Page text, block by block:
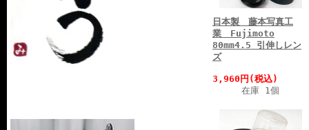
日本製 藤本写真工
業 Fujimoto
80mm4.5 引伸しレン
ズ
3,960円(税込)
在庫 1個